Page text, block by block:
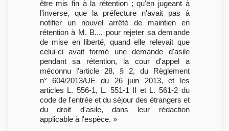
être mis fin à la rétention ; qu'en jugeant à
l'inverse, que la préfecture n'avait pas à
notifier un nouvel arrêté de maintien en
rétention à M. B..., pour rejeter sa demande
de mise en liberté, quand elle relevait que
celui-ci avait formé une demande d'asile
pendant sa rétention, la cour d'appel a
méconnu l'article 28, § 2, du Règlement
n° 604/2013/UE du 26 juin 2013, et les
articles L. 556-1, L. 551-1 II et L. 561-2 du
code de l'entrée et du séjour des étrangers et
du droit d'asile, dans leur rédaction
applicable à l'espèce. »